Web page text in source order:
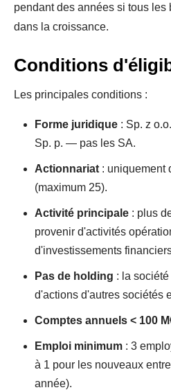
pendant des années si tous
dans la croissance.
Conditions
Les principales conditions :
Forme juridique : Sp. z
Sp. p. — pas les SA.
Actionnariat : uniquement
(maximum 25).
Activité principale : plus
provenir d'activités
d'investissements
Pas de holding : la
d'actions d'autres sociétés
Comptes annuels < 100
Emploi minimum : 3
à 1 pour les nouveaux
année).